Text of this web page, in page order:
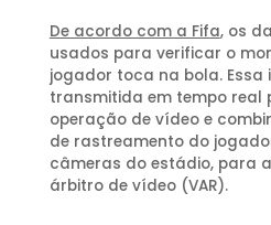
De acordo com a Fifa, os
usados ​​para verificar o
jogador toca na bola.
transmitida em tempo real
operação de vídeo e
de rastreamento do
câmeras do estádio, para
árbitro de vídeo (VAR).